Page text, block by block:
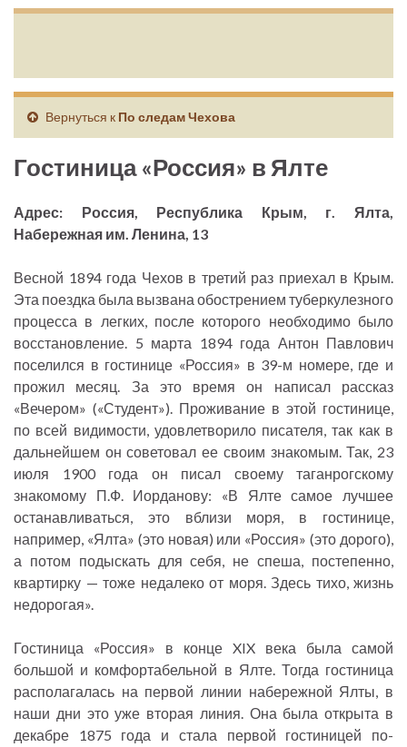
Вернуться к По следам Чехова
Гостиница «Россия» в Ялте
Адрес: Россия, Республика Крым, г. Ялта,
Набережная им. Ленина, 13
Весной 1894 года Чехов в третий раз приехал в Крым.
Эта поездка была вызвана обострением туберкулезного
процесса в легких, после которого необходимо было
восстановление. 5 марта 1894 года Антон Павлович
поселился в гостинице «Россия» в 39-м номере, где и
прожил месяц. За это время он написал рассказ
«Вечером» («Студент»). Проживание в этой гостинице,
по всей видимости, удовлетворило писателя, так как в
дальнейшем он советовал ее своим знакомым. Так, 23
июля 1900 года он писал своему таганрогскому
знакомому П.Ф. Иорданову: «В Ялте самое лучшее
останавливаться, это вблизи моря, в гостинице,
например, «Ялта» (это новая) или «Россия» (это дорого),
а потом подыскать для себя, не спеша, постепенно,
квартирку — тоже недалеко от моря. Здесь тихо, жизнь
недорогая».
Гостиница «Россия» в конце XIX века была самой
большой и комфортабельной в Ялте. Тогда гостиница
располагалась на первой линии набережной Ялты, в
наши дни это уже вторая линия. Она была открыта в
декабре 1875 года и стала первой гостиницей по-